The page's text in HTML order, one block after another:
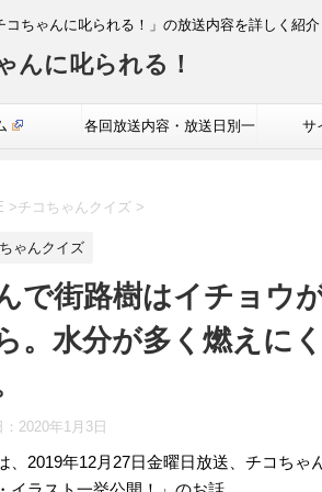
コちゃんに叱られる！」の放送内容を詳しく紹介
んに叱られる！
各回放送内容・放送日別一 サ
>チコちゃんクイズ >
ゃんクイズ
で街路樹はイチョウ
。水分が多く燃えに
2020年1月3日
、2019年12月27日金曜日放送、チコち